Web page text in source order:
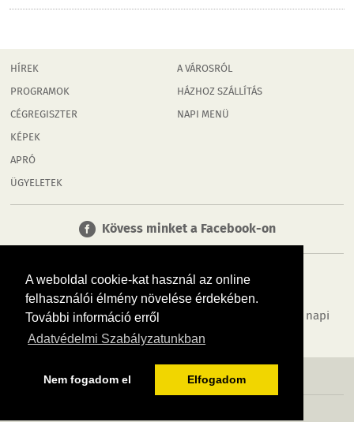
A weboldal cookie-kat használ az online
felhasználói élmény növelése érdekében.
További információ erről
Adatvédelmi Szabályzatunkban
Nem fogadom el Elfogadom
HÍREK
PROGRAMOK
CÉGREGISZTER
KÉPEK
APRÓ
ÜGYELETEK
A VÁROSRÓL
HÁZHOZ SZÁLLÍTÁS
NAPI MENÜ
Kövess minket a Facebook-on
Tudj meg többet városodról! Hírek, programok, képek, napi
menü, cégek…. és minden, ami Rábaköz
MÉDIAAJÁNLÓ ADATVÉDELEM IMPRESSZUM RÓLUNK